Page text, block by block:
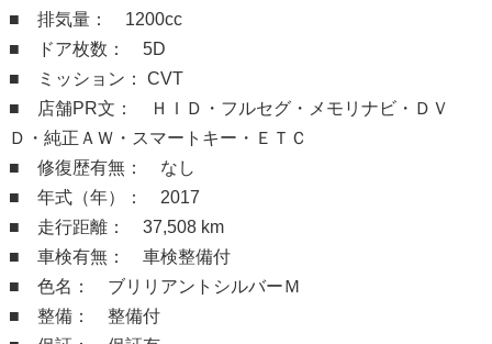
■ 排気量： 1200cc
■ ドア枚数： 5D
■ ミッション： CVT
■ 店舗PR文： ＨＩＤ・フルセグ・メモリナビ・ＤＶ
Ｄ・純正ＡＷ・スマートキー・ＥＴＣ
■ 修復歴有無： なし
■ 年式（年）： 2017
■ 走行距離： 37,508 km
■ 車検有無： 車検整備付
■ 色名： ブリリアントシルバーＭ
■ 整備： 整備付